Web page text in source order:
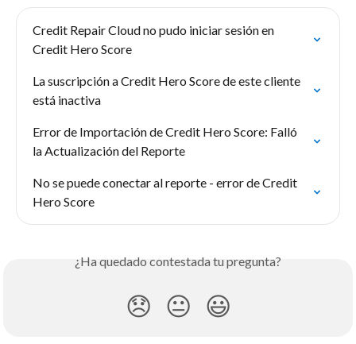
Credit Repair Cloud no pudo iniciar sesión en
Credit Hero Score
La suscripción a Credit Hero Score de este cliente
está inactiva
Error de Importación de Credit Hero Score: Falló
la Actualización del Reporte
No se puede conectar al reporte - error de Credit
Hero Score
¿Ha quedado contestada tu pregunta?
😞 😐 😃